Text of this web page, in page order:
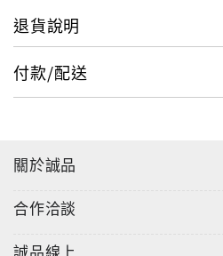
是什麼樣的原因，會使得一位
放棄祖傳的信仰，被列入遭國
親？這是一個既激勵人心且引
退貨說明
付款/配送
關於誠品
合作洽談
誠品線上